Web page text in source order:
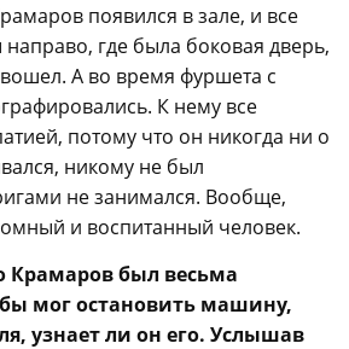
появился в зале, и все
где была боковая дверь,
А во время фуршета с
К нему все
потому что он никогда ни о
никому не был
не занимался. Вообще,
и воспитанный человек.
Крамаров был весьма
мог остановить машину,
узнает ли он его. Услышав